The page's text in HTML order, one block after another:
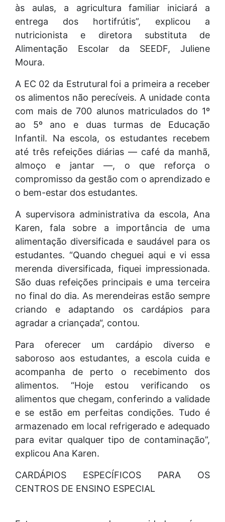
às aulas, a agricultura familiar iniciará a
entrega dos hortifrútis”, explicou a
nutricionista e diretora substituta de
Alimentação Escolar da SEEDF, Juliene
Moura.
A EC 02 da Estrutural foi a primeira a receber
os alimentos não perecíveis. A unidade conta
com mais de 700 alunos matriculados do 1º
ao 5º ano e duas turmas de Educação
Infantil. Na escola, os estudantes recebem
até três refeições diárias — café da manhã,
almoço e jantar —, o que reforça o
compromisso da gestão com o aprendizado e
o bem-estar dos estudantes.
A supervisora administrativa da escola, Ana
Karen, fala sobre a importância de uma
alimentação diversificada e saudável para os
estudantes. “Quando cheguei aqui e vi essa
merenda diversificada, fiquei impressionada.
São duas refeições principais e uma terceira
no final do dia. As merendeiras estão sempre
criando e adaptando os cardápios para
agradar a criançada“, contou.
Para oferecer um cardápio diverso e
saboroso aos estudantes, a escola cuida e
acompanha de perto o recebimento dos
alimentos. “Hoje estou verificando os
alimentos que chegam, conferindo a validade
e se estão em perfeitas condições. Tudo é
armazenado em local refrigerado e adequado
para evitar qualquer tipo de contaminação”,
explicou Ana Karen.
CARDÁPIOS ESPECÍFICOS PARA OS
CENTROS DE ENSINO ESPECIAL